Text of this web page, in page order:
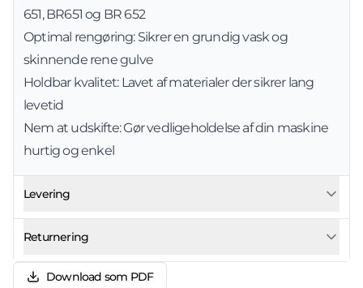
651, BR651 og BR 652
Optimal rengøring: Sikrer en grundig vask og
skinnende rene gulve
Holdbar kvalitet: Lavet af materialer der sikrer lang
levetid
Nem at udskifte: Gør vedligeholdelse af din maskine
hurtig og enkel
Levering
Returnering
Download som PDF